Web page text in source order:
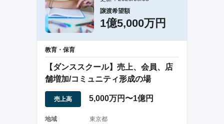
譲渡希望額
1億5,000万円
教育・保育
【ダンススクール】売上、会員、店
舗増加/コミュニティ形成の場
売上高 5,000万円〜1億円
地域
東京都